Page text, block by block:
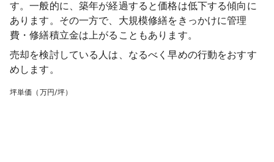
す。一般的に、築年が経過すると価格は低下する傾向に
あります。その一方で、大規模修繕をきっかけに管理
費・修繕積立金は上がることもあります。
売却を検討している人は、なるべく早めの行動をおすす
めします。
坪単価（万円/坪）